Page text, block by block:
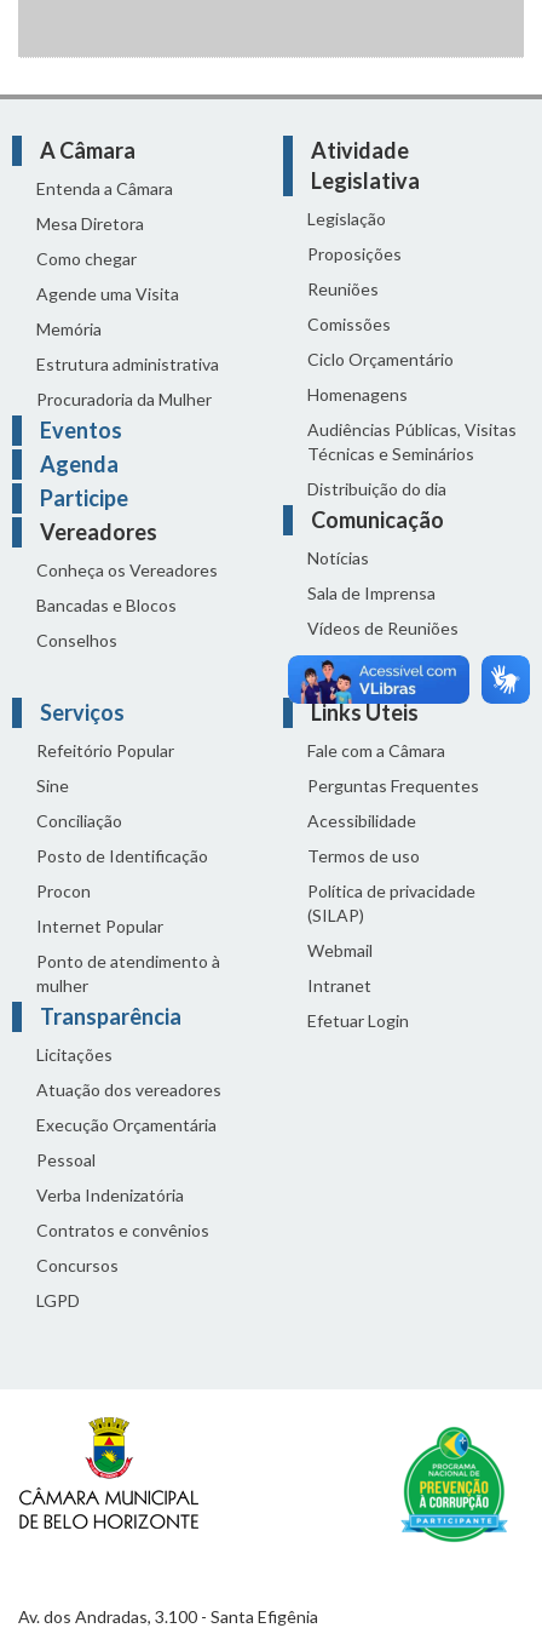
A Câmara
Entenda a Câmara
Mesa Diretora
Como chegar
Agende uma Visita
Memória
Estrutura administrativa
Procuradoria da Mulher
Eventos
Agenda
Participe
Vereadores
Conheça os Vereadores
Bancadas e Blocos
Conselhos
Atividade
Legislativa
Legislação
Proposições
Reuniões
Comissões
Ciclo Orçamentário
Homenagens
Audiências Públicas, Visitas
Técnicas e Seminários
Distribuição do dia
Comunicação
Notícias
Sala de Imprensa
Vídeos de Reuniões
Solenidades
Serviços
Refeitório Popular
Sine
Conciliação
Posto de Identificação
Procon
Internet Popular
Ponto de atendimento à
mulher
Transparência
Licitações
Atuação dos vereadores
Execução Orçamentária
Pessoal
Verba Indenizatória
Contratos e convênios
Concursos
LGPD
Links Úteis
Fale com a Câmara
Perguntas Frequentes
Acessibilidade
Termos de uso
Política de privacidade
(SILAP)
Webmail
Intranet
Efetuar Login
Av. dos Andradas, 3.100 - Santa Efigênia